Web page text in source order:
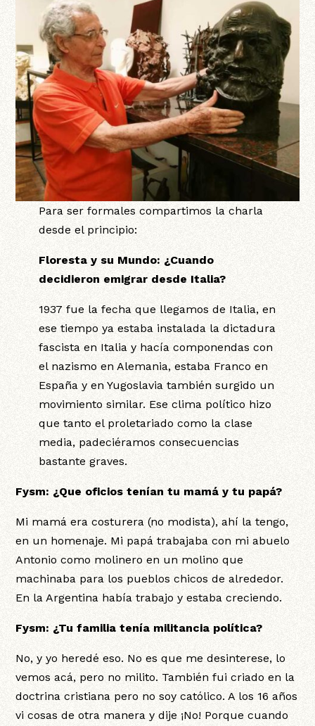
Para ser formales compartimos la charla
desde el principio:
Floresta y su Mundo: ¿Cuando
decidieron emigrar desde Italia?
1937 fue la fecha que llegamos de Italia, en
ese tiempo ya estaba instalada la dictadura
fascista en Italia y hacía componendas con
el nazismo en Alemania, estaba Franco en
España y en Yugoslavia también surgido un
movimiento similar. Ese clima político hizo
que tanto el proletariado como la clase
media, padeciéramos consecuencias
bastante graves.
Fysm: ¿Que oficios tenían tu mamá y tu papá?
Mi mamá era costurera (no modista), ahí la tengo,
en un homenaje. Mi papá trabajaba con mi abuelo
Antonio como molinero en un molino que
machinaba para los pueblos chicos de alrededor.
En la Argentina había trabajo y estaba creciendo.
Fysm: ¿Tu familia tenía militancia política?
No, y yo heredé eso. No es que me desinterese, lo
vemos acá, pero no milito. También fui criado en la
doctrina cristiana pero no soy católico. A los 16 años
vi cosas de otra manera y dije ¡No! Porque cuando